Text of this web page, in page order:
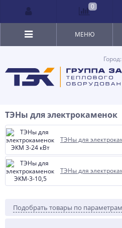
Город:
МЕНЮ
ТЭНы для электрокаменок
ТЭНы для
ТЭНы для
Подобрать товары по параметрам
0